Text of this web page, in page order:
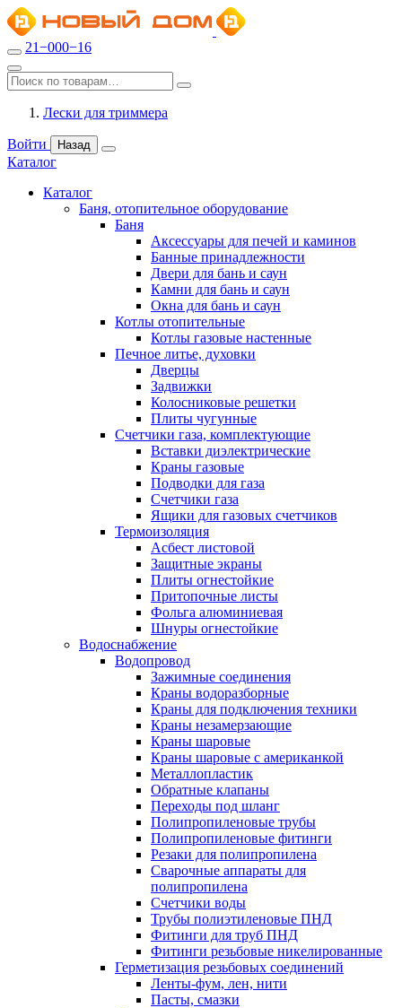
21−000−16
Лески для триммера
Войти Назад
Каталог
Каталог
Баня, отопительное оборудование
Баня
Аксессуары для печей и каминов
Банные принадлежности
Двери для бань и саун
Камни для бань и саун
Окна для бань и саун
Котлы отопительные
Котлы газовые настенные
Печное литье, духовки
Дверцы
Задвижки
Колосниковые решетки
Плиты чугунные
Счетчики газа, комплектующие
Вставки диэлектрические
Краны газовые
Подводки для газа
Счетчики газа
Ящики для газовых счетчиков
Термоизоляция
Асбест листовой
Защитные экраны
Плиты огнестойкие
Притопочные листы
Фольга алюминиевая
Шнуры огнестойкие
Водоснабжение
Водопровод
Зажимные соединения
Краны водоразборные
Краны для подключения техники
Краны незамерзающие
Краны шаровые
Краны шаровые с американкой
Металлопластик
Обратные клапаны
Переходы под шланг
Полипропиленовые трубы
Полипропиленовые фитинги
Резаки для полипропилена
Сварочные аппараты для
полипропилена
Счетчики воды
Трубы полиэтиленовые ПНД
Фитинги для труб ПНД
Фитинги резьбовые никелированные
Герметизация резьбовых соединений
Ленты-фум, лен, нити
Пасты, смазки